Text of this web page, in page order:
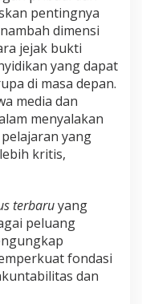
pentingnya
dimensi
jejak bukti
yang dapat
di masa depan.
media dan
menyalakan
yang
kritis,
terbaruyang
peluang
fondasi
dan